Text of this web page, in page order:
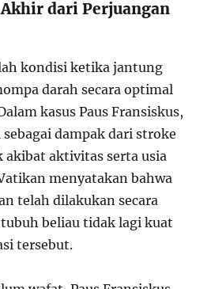
dari Perjuangan
kondisi ketika jantung
darah secara optimal
kasus Paus Fransiskus,
dampak dari stroke
akibat aktivitas serta usia
menyatakan bahwa
telah dilakukan secara
beliau tidak lagi kuat
tersebut.